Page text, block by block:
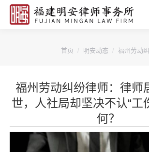
您的位置：
首页 明安动态 福州劳动
福州劳动纠纷律师：律师
世，人社局却坚决不认“工
何？